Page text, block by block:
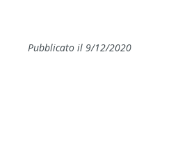
Pubblicato il 9/12/2020